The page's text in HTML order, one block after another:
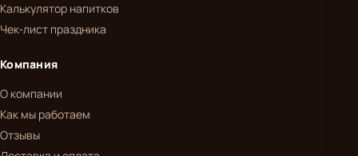
Калькулятор напитков
Чек-лист праздника
Компания
О компании
Как мы работаем
Отзывы